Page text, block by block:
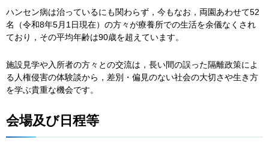
ハンセン病は治っているにも関わらず，今もなお，両園あわせて52
名（令和8年5月1日現在）の方々が療養所での生活を余儀なくされ
ており，その平均年齢は90歳を超えています。
施設見学や入所者の方々との交流は，長い間の誤った隔離政策によ
る人権侵害の体験談から，差別・偏見のない社会の大切さや生き方
を学ぶ貴重な機会です。
会場及び日程等